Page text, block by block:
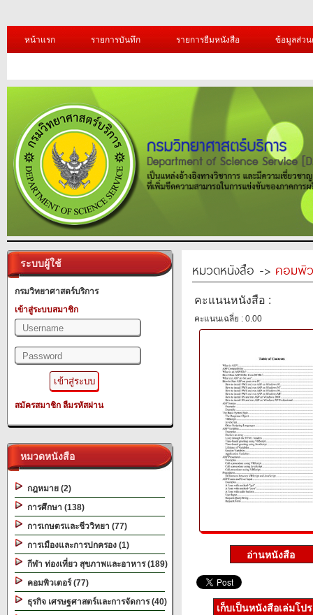
หน้าแรก รายการบันทึก รายการยืมหนังสือ ข้อมูลส่ว
ระบบผู้ใช้
กรมวิทยาศาสตร์บริการ
เข้าสู่ระบบสมาชิก
สมัครสมาชิก ลืมรหัสผ่าน
หมวดหนังสือ
กฎหมาย (2)
การศึกษา (138)
การเกษตรและชีววิทยา (77)
การเมืองและการปกครอง (1)
กีฬา ท่องเที่ยว สุขภาพและอาหาร (189)
คอมพิวเตอร์ (77)
ธุรกิจ เศรษฐศาสตร์และการจัดการ (40)
หมวดหนังสือ -> คอมพิ
คะแนนหนังสือ :
คะแนนเฉลี่ย : 0.00
เก็บเป็นหนังสือเล่มโป